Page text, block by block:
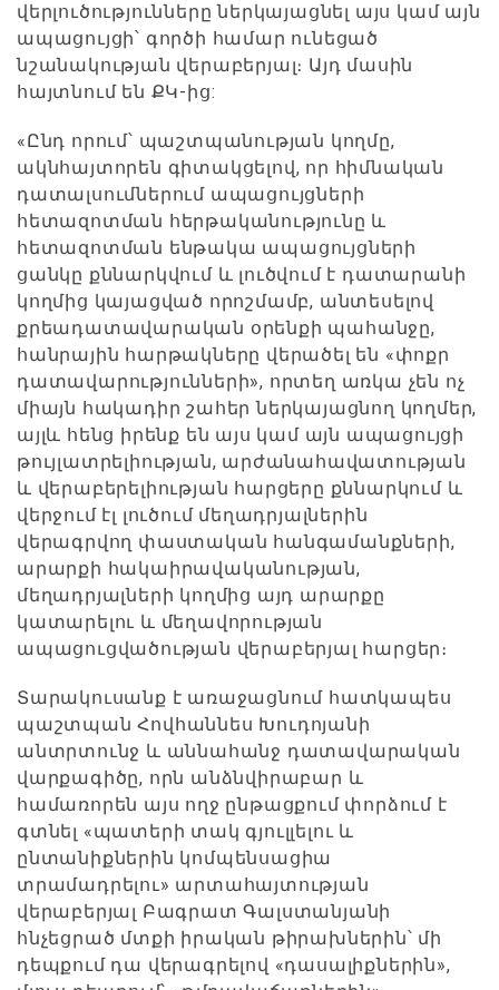
վերլուծությունները ներկայացնել այս կամ այն
ապացույցի՝ գործի համար ունեցած
նշանակության վերաբերյալ։ Այդ մասին
հայտնում են ՔԿ-ից:
«Ընդ որում՝ պաշտպանության կողմը,
ակնհայտորեն գիտակցելով, որ հիմնական
դատալսումներում ապացույցների
հետազոտման հերթականությունը և
հետազոտման ենթակա ապացույցների
ցանկը քննարկվում և լուծվում է դատարանի
կողմից կայացված որոշմամբ, անտեսելով
քրեադատավարական օրենքի պահանջը,
հանրային հարթակները վերածել են «փոքր
դատավարությունների», որտեղ առկա չեն ոչ
միայն հակադիր շահեր ներկայացնող կողմեր,
այլև հենց իրենք են այս կամ այն ապացույցի
թույլատրելիության, արժանահավատության
և վերաբերելիության հարցերը քննարկում և
վերջում էլ լուծում մեղադրյալներին
վերագրվող փաստական հանգամանքների,
արարքի հակաիրավականության,
մեղադրյալների կողմից այդ արարքը
կատարելու և մեղավորության
ապացուցվածության վերաբերյալ հարցեր։
Տարակուսանք է առաջացնում հատկապես
պաշտպան Հովհաննես Խուդոյանի
անտրտունջ և աննահանջ դատավարական
վարքագիծը, որն անձնվիրաբար և
համառորեն այս ողջ ընթացքում փորձում է
գտնել «պատերի տակ գյուլլելու և
ընտանիքներին կոմպենսացիա
տրամադրելու» արտահայտության
վերաբերյալ Բագրատ Գալստանյանի
հնչեցրած մտքի իրական թիրախներին՝ մի
դեպքում դա վերագրելով «դասալիքներին»,